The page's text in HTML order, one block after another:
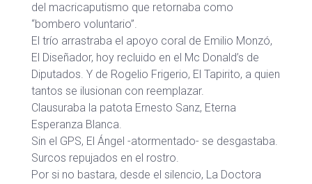
del macricaputismo que retornaba como
“bombero voluntario”.
El trío arrastraba el apoyo coral de Emilio Monzó,
El Diseñador, hoy recluido en el Mc Donald’s de
Diputados. Y de Rogelio Frigerio, El Tapirito, a quien
tantos se ilusionan con reemplazar.
Clausuraba la patota Ernesto Sanz, Eterna
Esperanza Blanca.
Sin el GPS, El Ángel -atormentado- se desgastaba.
Surcos repujados en el rostro.
Por si no bastara, desde el silencio, La Doctora